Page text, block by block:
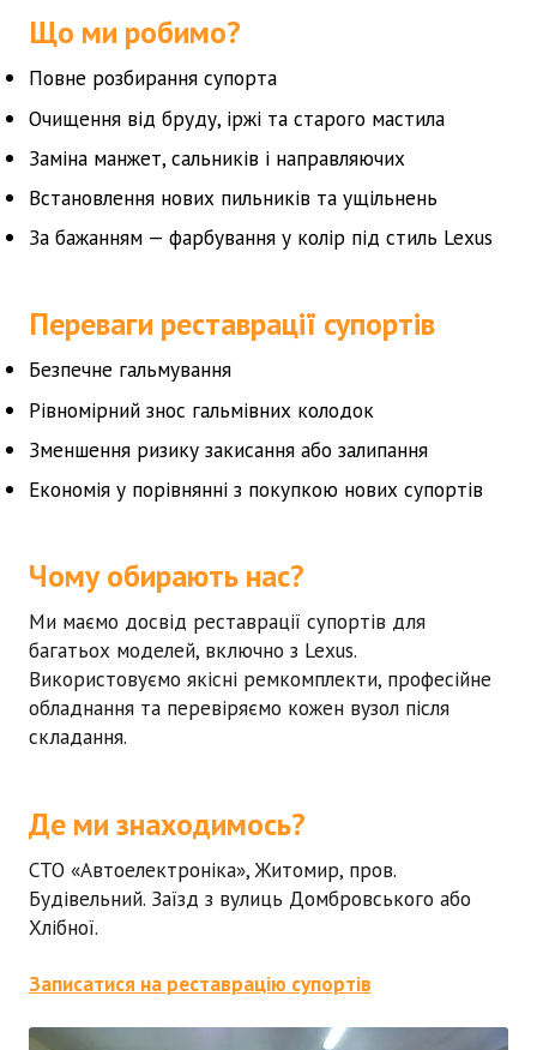
Що ми робимо?
Повне розбирання супорта
Очищення від бруду, іржі та старого мастила
Заміна манжет, сальників і направляючих
Встановлення нових пильників та ущільнень
За бажанням — фарбування у колір під стиль Lexus
Переваги реставрації супортів
Безпечне гальмування
Рівномірний знос гальмівних колодок
Зменшення ризику закисання або залипання
Економія у порівнянні з покупкою нових супортів
Чому обирають нас?
Ми маємо досвід реставрації супортів для
багатьох моделей, включно з Lexus.
Використовуємо якісні ремкомплекти, професійне
обладнання та перевіряємо кожен вузол після
складання.
Де ми знаходимось?
СТО «Автоелектроніка», Житомир, пров.
Будівельний. Заїзд з вулиць Домбровського або
Хлібної.
Записатися на реставрацію супортів